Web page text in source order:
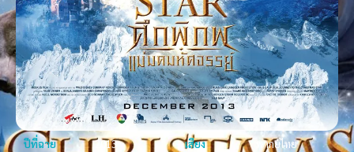
ปีที่ฉาย 2013 เสียง
พากย์ไทย